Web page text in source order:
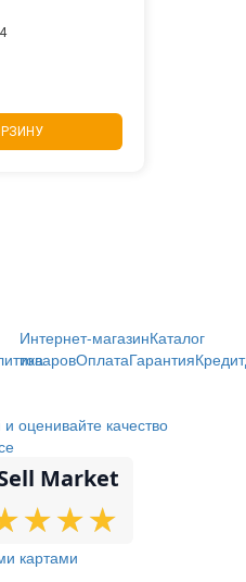
Интернет-магазинКаталог
товаровОплатаГарантияКредит
Market
★
★★
★★
★